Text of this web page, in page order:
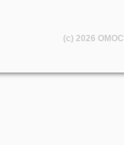
(c) 2026 OMOC